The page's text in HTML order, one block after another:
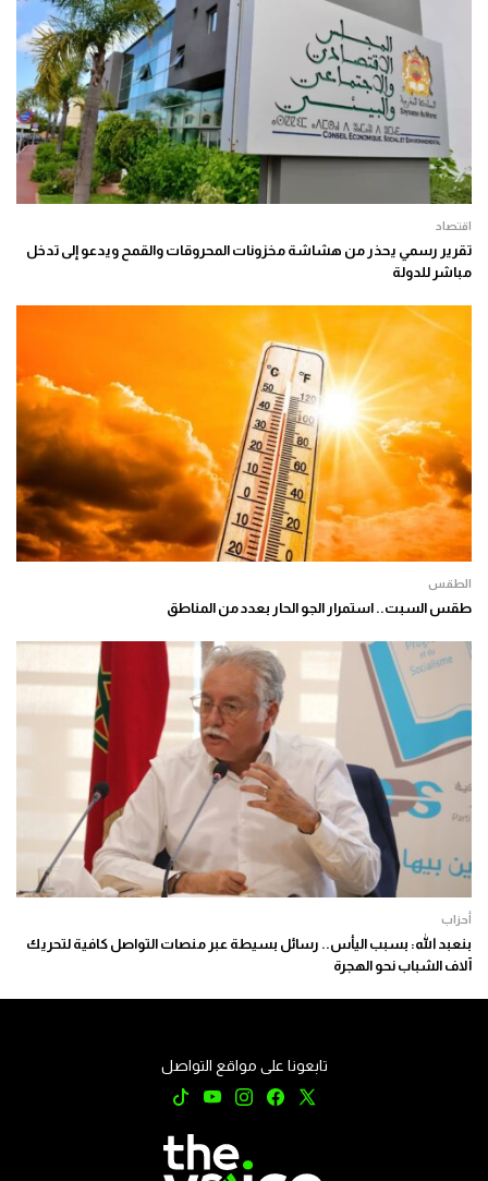
اقتصاد
تقرير رسمي يحذر من هشاشة مخزونات المحروقات والقمح ويدعو إلى تدخل
مباشر للدولة
الطقس
طقس السبت.. استمرار الجو الحار بعدد من المناطق
أحزاب
بنعبد الله: بسبب اليأس.. رسائل بسيطة عبر منصات التواصل كافية لتحريك
آلاف الشباب نحو الهجرة
تابعونا على مواقع التواصل